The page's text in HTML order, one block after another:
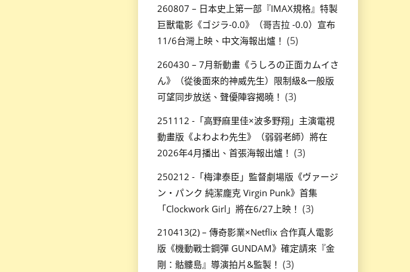
260807 – 日本史上第一部『IMAX規格』特製
巨獸電影《ゴジラ-0.0》（哥吉拉 -0.0）宣布
11/6台灣上映、中文海報出爐！ (5)
260430 – 7月新動畫《うしろの正面カムイさ
ん》（從後面來的神威先生）限制級&一般版
可望同步放送、聲優陣容揭曉！ (3)
251112 -「高野麻里佳×波多野翔」主演電視
動畫版《よわよわ先生》（弱弱老師）將在
2026年4月播出、首張海報出爐！ (3)
250212 -「梅津泰臣」監督劇場版《ヴァージ
ン・パンク 純潔龐克 Virgin Punk》首集
「Clockwork Girl」將在6/27上映！ (3)
210413(2) – 傳奇影業×Netflix 合作真人電影
版《機動戰士鋼彈 GUNDAM》確定請來『金
剛：骷髏島』導演拍片&監製！ (3)